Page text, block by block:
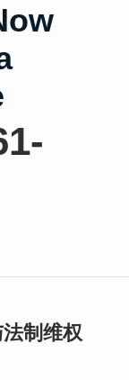
制维权